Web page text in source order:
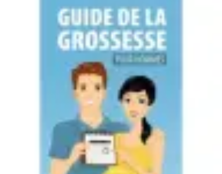
Accompagnement Funéraire
Accompagnement Funéraire
Choix de l'accompagnement
Conseils PratiquesÉvaluation des Services
Accompagnement Funéraire